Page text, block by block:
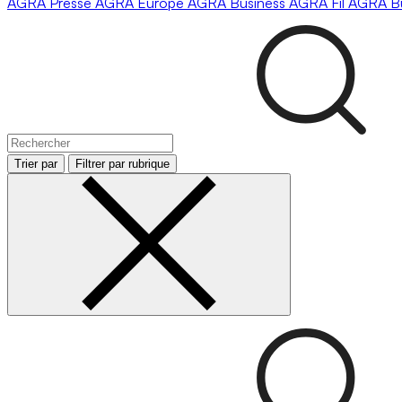
Trier par Filtrer par rubrique